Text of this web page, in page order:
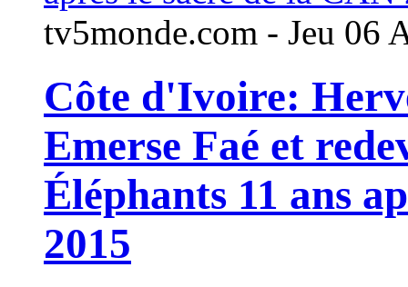
tv5monde.com - Jeu 06
Côte d'Ivoire:
Emerse Faé et
Éléphants 11 ans
2015